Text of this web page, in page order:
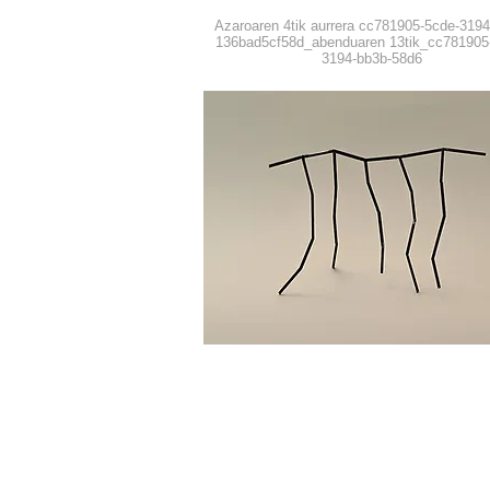
Azaroaren 4tik aurrera cc781905-5cde-
136bad5cf58d_abenduaren
3194-bb3b-58d6